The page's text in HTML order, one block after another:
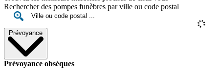
Rechercher des pompes funèbres par ville ou code postal
Prévoyance
Prévoyance obsèques